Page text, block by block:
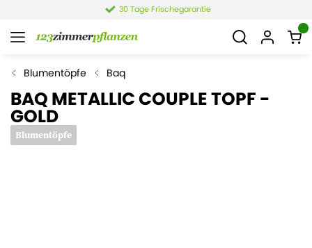
30 Tage Frischegarantie
Blumentöpfe Baq
BAQ METALLIC COUPLE TOPF -
GOLD
Blumentöpfe